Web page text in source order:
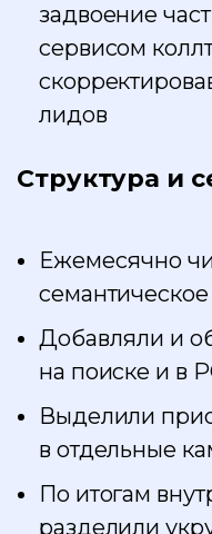
задвоение
сервисом
лидов
Структура и
Ежемесячно
Добавляли и
на поиске и в
Выделили
в отдельные
По итогам
разделили